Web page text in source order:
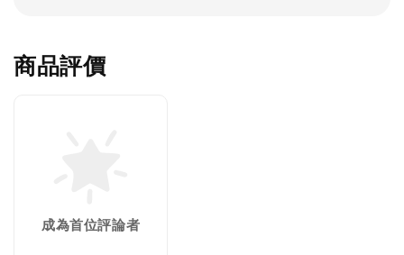
商品評價
成為首位評論者